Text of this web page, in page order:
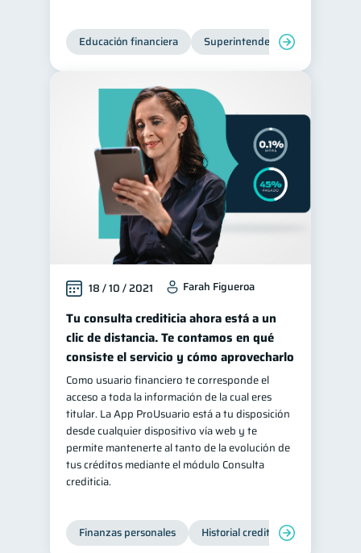
Educación financiera Superintendencia de Bancos
18 / 10 / 2021 Farah Figueroa
Tu consulta crediticia ahora está a un
clic de distancia. Te contamos en qué
consiste el servicio y cómo aprovecharlo
Como usuario financiero te corresponde el
acceso a toda la información de la cual eres
titular. La App ProUsuario está a tu disposición
desde cualquier dispositivo vía web y te
permite mantenerte al tanto de la evolución de
tus créditos mediante el módulo Consulta
crediticia.
Finanzas personales Historial crediticio